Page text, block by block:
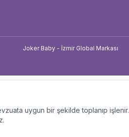
uygun bir şekilde toplanıp işlenir.